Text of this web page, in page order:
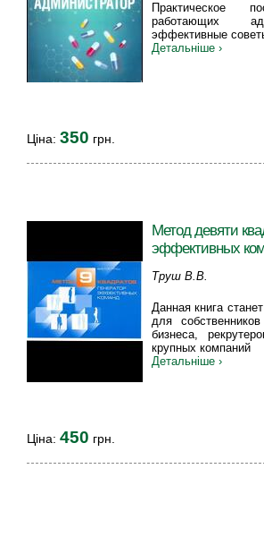
Практическое
работающих
эффективные
Детальніше ›
Ціна: 350 грн.
Метод девяти
эффективных
Труш В.В.
Данная книга
для
бизнеса,
крупных компаний
Детальніше ›
Ціна: 450 грн.